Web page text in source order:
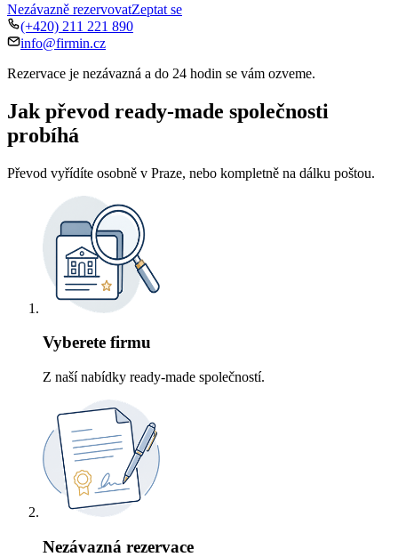
Nezávazně rezervovatZeptat se
(+420) 211 221 890
info@firmin.cz
Rezervace je nezávazná a do 24 hodin se vám ozveme.
Jak převod ready-made společnosti
probíhá
Převod vyřídíte osobně v Praze, nebo kompletně na dálku poštou.
Vyberete firmu
Z naší nabídky ready-made společností.
Nezávazná rezervace